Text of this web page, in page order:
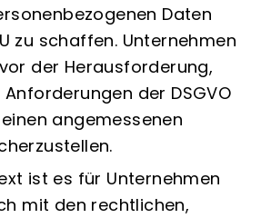
Daten
zu schaffen. Unternehmen
der Herausforderung,
der DSGVO
angemessenen
ist es für Unternehmen
mit den rechtlichen,